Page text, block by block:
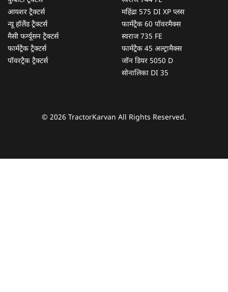
आयशर ट्रैक्टर्स
न्यू हॉलैंड ट्रैक्टर्स
मैसी फर्ग्यूसन ट्रैक्टर्स
फार्मट्रैक ट्रैक्टर्स
पॉवरट्रैक ट्रैक्टर्स
महिंद्रा 575 DI XP प्लस
फार्मट्रैक 60 पॉवरमैक्स
स्वराज 735 FE
फार्मट्रैक 45 अल्ट्रामैक्स
जॉन डियर 5050 D
सोनालिका DI 35
© 2026 TractorKarvan All Rights Reserved.